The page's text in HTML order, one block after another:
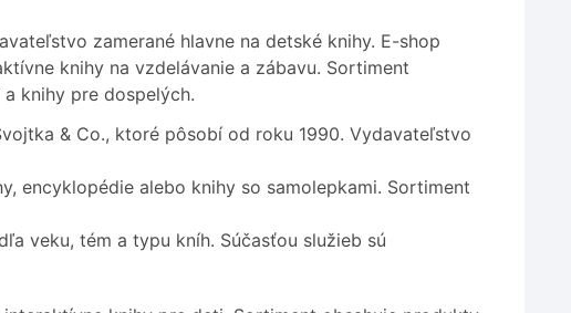
zamerané hlavne na detské knihy. E-shop
knihy na vzdelávanie a zábavu. Sortiment
knihy pre dospelých.
& Co., ktoré pôsobí od roku 1990. Vydavateľstvo
encyklopédie alebo knihy so samolepkami. Sortiment
veku, tém a typu kníh. Súčasťou služieb sú